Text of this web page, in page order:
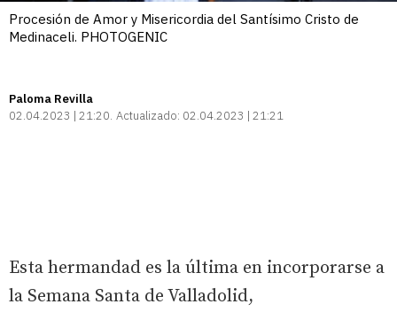
Procesión de Amor y Misericordia del Santísimo Cristo de
Medinaceli. PHOTOGENIC
Paloma Revilla
02.04.2023 | 21:20 Actualizado: 02.04.2023 | 21:21
Esta hermandad es la última en incorporarse a
la Semana Santa de Valladolid,